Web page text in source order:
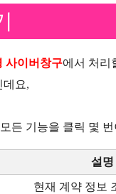
사이버창구에서 처리
데요,
든 기능을 클릭 몇
설명
현재 계약 정보